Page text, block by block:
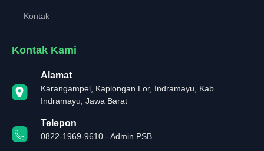
Kontak
Kontak Kami
Alamat
Karangampel, Kaplongan Lor, Indramayu, Kab.
Indramayu, Jawa Barat
Telepon
0822-1969-9610 - Admin PSB